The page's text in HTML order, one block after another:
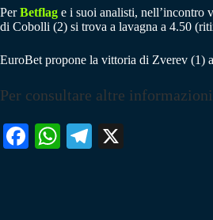
PerBetflag e i suoi analisti, nell’incontro
di Cobolli (2) si trova a lavagna a 4.50
EuroBet propone la vittoria di Zverev (1)
Per consultare altre
Fa W
Te